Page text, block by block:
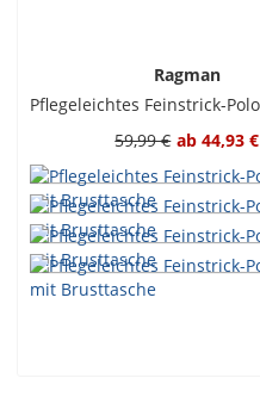
Ragman
59,99 € ab 44,93 €